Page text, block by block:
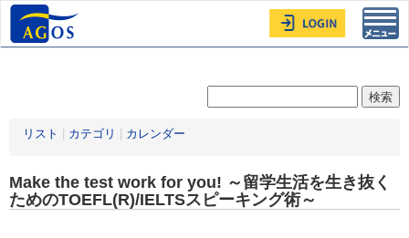
リスト カテゴリ カレンダー
Make the test work for you! ～留学生活を生き抜く
ためのTOEFL(R)/IELTSスピーキング術～